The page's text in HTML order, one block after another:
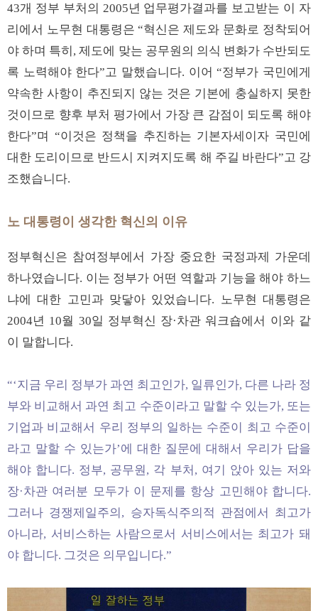
43개 정부 부처의 2005년 업무평가결과를 보고받는 이 자
리에서 노무현 대통령은 “혁신은 제도와 문화로 정착되어
야 하며 특히, 제도에 맞는 공무원의 의식 변화가 수반되도
록 노력해야 한다”고 말했습니다. 이어 “정부가 국민에게
약속한 사항이 추진되지 않는 것은 기본에 충실하지 못한
것이므로 향후 부처 평가에서 가장 큰 감점이 되도록 해야
한다”며 “이것은 정책을 추진하는 기본자세이자 국민에
대한 도리이므로 반드시 지켜지도록 해 주길 바란다”고 강
조했습니다.
노 대통령이 생각한 혁신의 이유
정부혁신은 참여정부에서 가장 중요한 국정과제 가운데
하나였습니다. 이는 정부가 어떤 역할과 기능을 해야 하느
냐에 대한 고민과 맞닿아 있었습니다. 노무현 대통령은
2004년 10월 30일 정부혁신 장·차관 워크숍에서 이와 같
이 말합니다.
“‘지금 우리 정부가 과연 최고인가, 일류인가, 다른 나라 정
부와 비교해서 과연 최고 수준이라고 말할 수 있는가, 또는
기업과 비교해서 우리 정부의 일하는 수준이 최고 수준이
라고 말할 수 있는가’에 대한 질문에 대해서 우리가 답을
해야 합니다. 정부, 공무원, 각 부처, 여기 앉아 있는 저와
장·차관 여러분 모두가 이 문제를 항상 고민해야 합니다.
그러나 경쟁제일주의, 승자독식주의적 관점에서 최고가
아니라, 서비스하는 사람으로서 서비스에서는 최고가 돼
야 합니다. 그것은 의무입니다.”